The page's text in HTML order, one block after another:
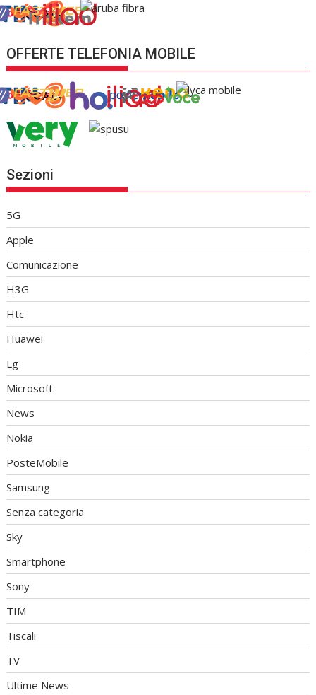
OFFERTE TELEFONIA MOBILE
Sezioni
5G
Apple
Comunicazione
H3G
Htc
Huawei
Lg
Microsoft
News
Nokia
PosteMobile
Samsung
Senza categoria
Sky
Smartphone
Sony
TIM
Tiscali
TV
Ultime News